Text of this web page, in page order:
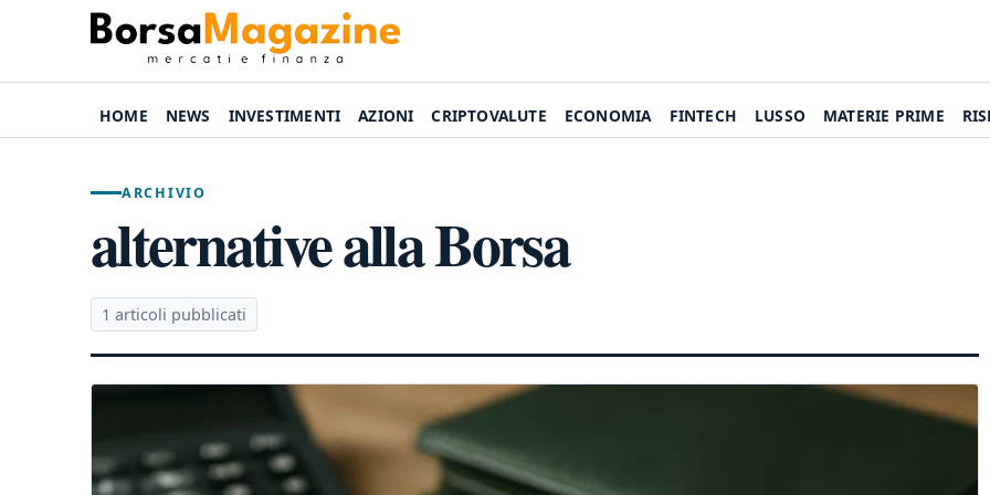
HOME NEWS INVESTIMENTI AZIONI CRIPTOVALUTE ECONOMIA FINTECH LUSSO MATERIE PRIME
ARCHIVIO
alternative alla Borsa
1 articoli pubblicati